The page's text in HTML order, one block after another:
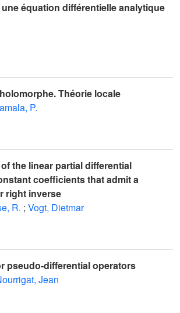
équation différentielle analytique
Théorie locale
P.
the linear partial differential
coefficients that admit a
right inverse
R. ; Vogt, Dietmar
pseudo-differential operators
Jean